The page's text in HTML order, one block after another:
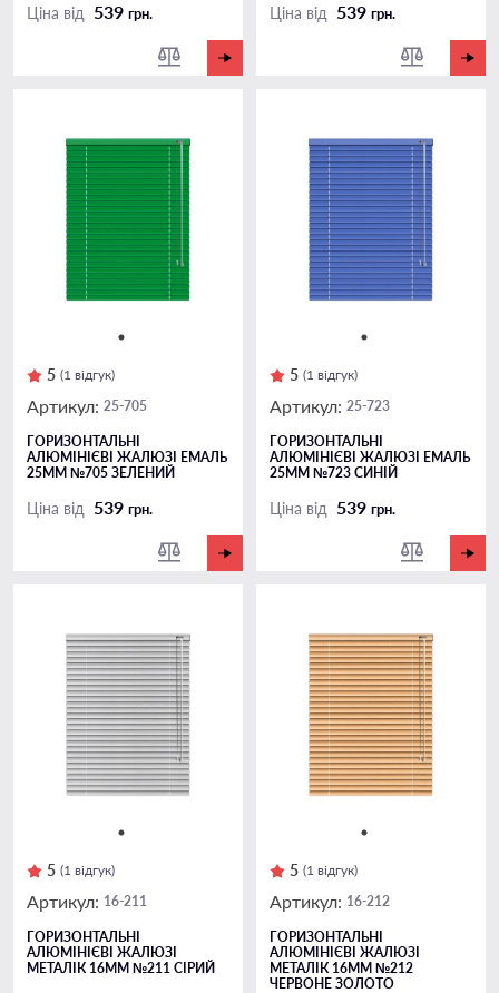
Ціна від 539 грн. Ціна від 539 грн.
5 (1 відгук)
Артикул: 25-705
ГОРИЗОНТАЛЬНІ
АЛЮМІНІЄВІ ЖАЛЮЗІ ЕМАЛЬ
25ММ №705 ЗЕЛЕНИЙ
Ціна від 539 грн.
5 (1 відгук)
Артикул: 25-723
ГОРИЗОНТАЛЬНІ
АЛЮМІНІЄВІ ЖАЛЮЗІ ЕМАЛЬ
25ММ №723 СИНІЙ
Ціна від 539 грн.
5 (1 відгук)
Артикул: 16-211
ГОРИЗОНТАЛЬНІ
АЛЮМІНІЄВІ ЖАЛЮЗІ
МЕТАЛIК 16ММ №211 СIРИЙ
5 (1 відгук)
Артикул: 16-212
ГОРИЗОНТАЛЬНІ
АЛЮМІНІЄВІ ЖАЛЮЗІ
МЕТАЛІК 16ММ №212
ЧЕРВОНЕ ЗОЛОТО